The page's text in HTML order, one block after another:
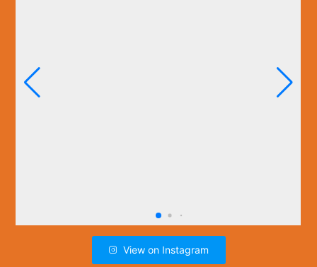
View on Instagram